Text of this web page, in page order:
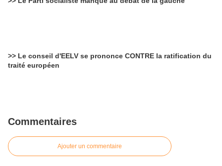
>> Le conseil d'EELV se prononce CONTRE la ratification du
traité européen
Commentaires
Ajouter un commentaire